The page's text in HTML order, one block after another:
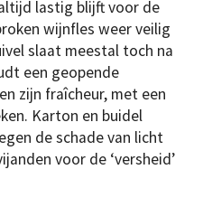
lastig blijft voor de
wijnfles weer veilig
slaat meestal toch na
een geopende
zijn fraîcheur, met een
Karton en buidel
de schade van licht
voor de ‘versheid’